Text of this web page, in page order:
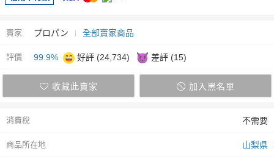
賣家 プロパン 全部賣家商品
評價 99.9% 好評 (24,734) 差評 (15)
收藏此賣家 加入黑名單
消費稅 不需要
商品所在地 山梨県